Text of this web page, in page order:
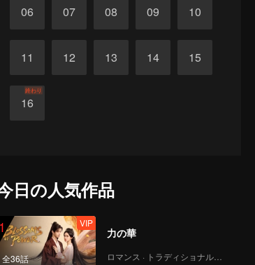
06 07 08 09 10
11 12 13 14 15
16
終わり
日の人気作品
1
全36話
VIP
力の華
ロマンス · トラディショナル・コスチューム